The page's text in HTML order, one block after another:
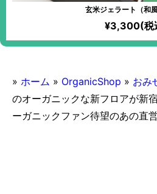
玄米ジェラート（和
¥3,300(税
» ホーム » OrganicShop » おみ
のオーガニックな新フロアが新
ーガニックファン待望のあの直